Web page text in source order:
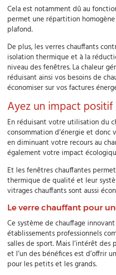
Cela est notamment dû au
permet une répartition
plafond.
De plus, les verres chauffants
isolation thermique et à la
niveau des fenêtres. La chaleur
réduisant ainsi vos besoins de
économiser sur vos factures
Ayez un impact
En réduisant votre utilisation du
consommation d’énergie et donc
en diminuant votre recours au
également votre impact
Et les fenêtres chauffantes
thermique de qualité et leur
vitrages chauffants sont aussi
Le verre chauffant pour
Ce système de chauffage
établissements professionnels
salles de sport. Mais l’intérêt
et l’un des bénéfices est d’offrir
pour les petits et les grands.